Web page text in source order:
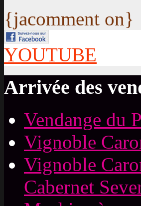
{jacomment on}
YOUTUBE
Arrivée des
Vendange du
Vignoble
Vignoble
Cabernet